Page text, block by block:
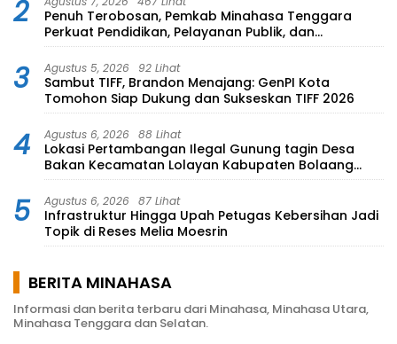
2
Penuh Terobosan, Pemkab Minahasa Tenggara
Perkuat Pendidikan, Pelayanan Publik, dan
Kesehatan
3 Agustus 5, 2026 92 Lihat
Sambut TIFF, Brandon Menajang: ​GenPI Kota
Tomohon Siap Dukung dan Sukseskan TIFF 2026
4 Agustus 6, 2026 88 Lihat
Lokasi Pertambangan Ilegal Gunung tagin Desa
Bakan Kecamatan Lolayan Kabupaten Bolaang
Mongondow di perkebunan Lolotut Target
Bareskrim TIPEDTER MABES POLRI
5 Agustus 6, 2026 87 Lihat
Infrastruktur Hingga Upah Petugas Kebersihan Jadi
Topik di Reses Melia Moesrin
BERITA MINAHASA
Informasi dan berita terbaru dari Minahasa, Minahasa Utara,
Minahasa Tenggara dan Selatan.